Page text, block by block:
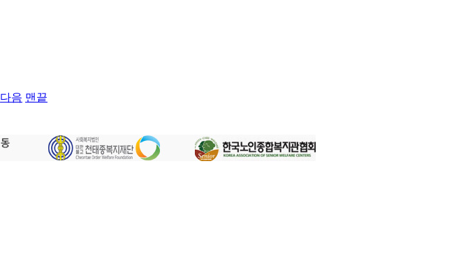
다음 맨끝